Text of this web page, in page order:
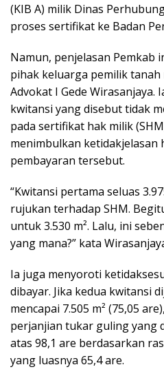
(KIB A) milik Dinas
proses sertifikat ke Badan
Namun, penjelasan Pemkab
pihak keluarga pemilik
Advokat I Gede Wirasanjaya.
kwitansi yang disebut tidak
pada sertifikat hak milik
menimbulkan ketidakjelasan
pembayaran tersebut.
“Kwitansi pertama seluas
rujukan terhadap SHM.
untuk 3.530 m². Lalu, ini
yang mana?” kata
Ia juga menyoroti
dibayar. Jika kedua kwitansi
mencapai 7.505 m² (75,05
perjanjian tukar guling yang
atas 98,1 are berdasarkan
yang luasnya 65,4 are.